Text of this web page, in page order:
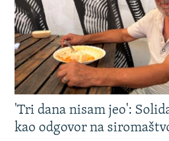
'Tri dana nisam jeo':
kao odgovor na